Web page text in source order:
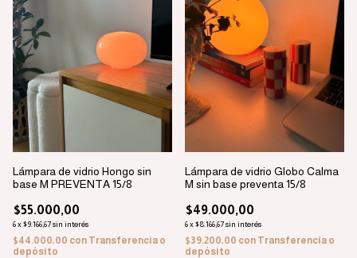
Lámpara de vidrio Hongo sin
base M PREVENTA 15/8
$55.000,00
6x$9.166,67sin interés
$44.000,00 con Transferencia o
depósito
Lámpara de vidrio Globo Calma
M sin base preventa 15/8
$49.000,00
6x$8.166,67sin interés
$39.200,00 con Transferencia o
depósito